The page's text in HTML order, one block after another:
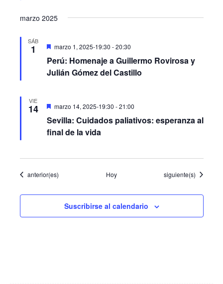
marzo 2025
SÁB
1
Perú: Homenaje a Guillermo Rovirosa y
Julián Gómez del Castillo
Destacado
marzo 1, 2025-19:30 -20:30
VIE
14
Sevilla: Cuidados paliativos: esperanza al
final de la vida
Destacado
marzo 14, 2025-19:30 -21:00
Eventos
anterior(es) Hoy Eventos
siguiente(s)
Suscribirse al calendario